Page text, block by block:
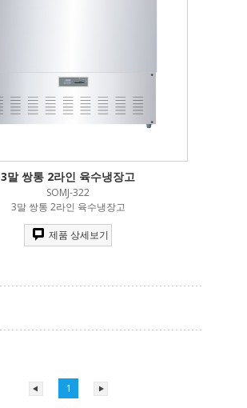
3말 쌍통 2라인 육수냉장고
SOMJ-322
3말 쌍통 2라인 육수냉장고
제품 상세보기
1